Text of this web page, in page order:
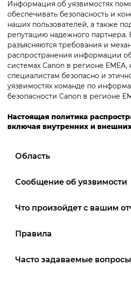
Информация об уязвимостях
обеспечивать безопасность и
наших пользователей, а также
репутацию надежного партнера.
разъясняются требования и
распространения информации
системах Canon в регионе
специалистам безопасно и
уязвимостях команде по
безопасности Canon в регионе
Настоящая политика
включая внутренних и
Область
Сообщение об уязвимости
Что произойдет с вашим
Правила
Часто задаваемые вопросы